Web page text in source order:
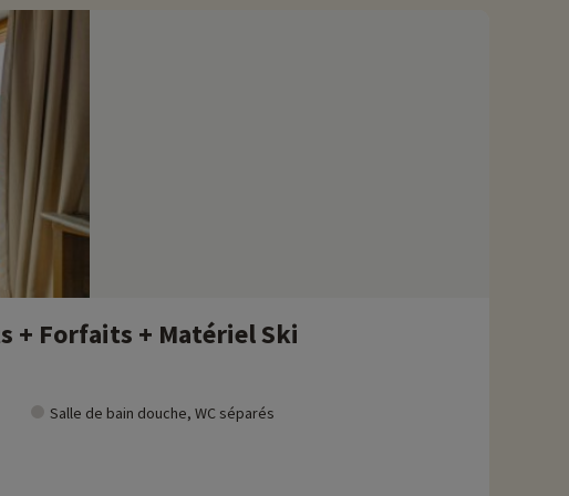
est réputée pour être une destination familiale, avec des installations
skieurs expérimentés. De plus, elle offre de nombreuses activités
de randonnée, avec des sentiers balisés qui permettent
disponibles dans la région. Les environs d'Oz-en-Oisans sont
le point de départ de l'ascension mythique de l'Alpe d'Huez lors du
nous avons déjà négocié des activités, elles sont réservables avec
+ Forfaits + Matériel Ski
Salle de bain douche, WC séparés